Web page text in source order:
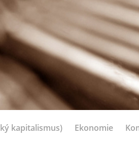
kapitalismus) Ekonomie